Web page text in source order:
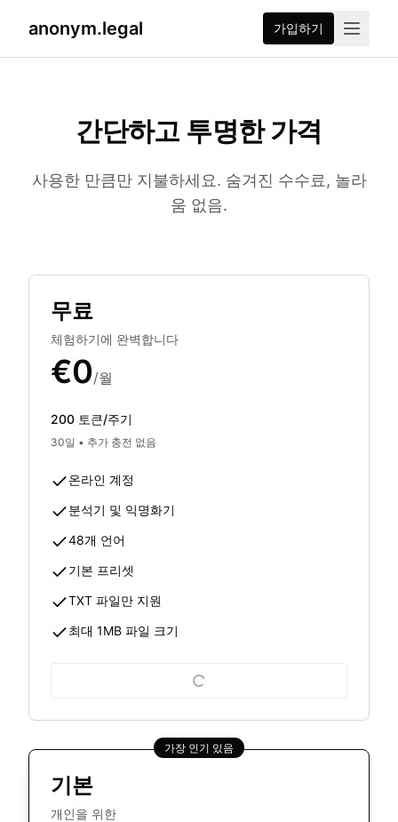
anonym.legal 가입하기
간단하고 투명한 가격
사용한 만큼만 지불하세요. 숨겨진 수수료, 놀라
움 없음.
플랜 선택
무료
체험하기에 완벽합니다
€0/월
200 토큰/주기
30일 • 추가 충전 없음
온라인 계정
분석기 및 익명화기
48개 언어
기본 프리셋
TXT 파일만 지원
최대 1MB 파일 크기
가장 인기 있음
기본
개인을 위한